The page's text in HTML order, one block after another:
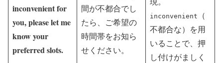
inconvenient for
you, please let me
know your
preferred slots.
間が不都合でし
たら、ご希望の
時間帯をお知ら
せください。
inconvenient
（
不都合な）を用
いることで、押
し付けがましく